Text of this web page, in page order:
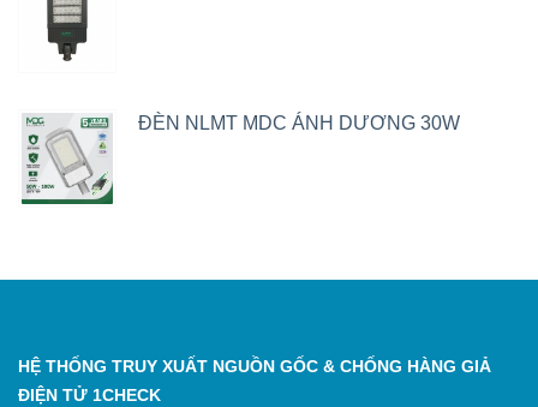
ĐÈN NLMT MDC ÁNH DƯƠNG 30W
HỆ THỐNG TRUY XUẤT NGUỒN GỐC & CHỐNG HÀNG GIẢ
ĐIỆN TỬ 1CHECK